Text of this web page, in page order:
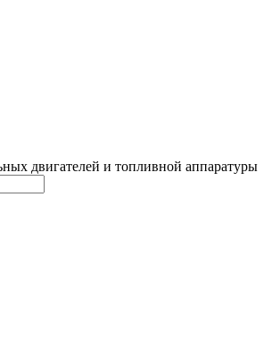
двигателей и топливной аппаратуры